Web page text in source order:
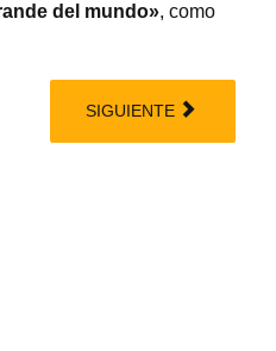
del mundo», como
SIGUIENTE